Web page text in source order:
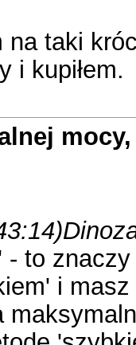
na taki
i kupiłem.
- to
i